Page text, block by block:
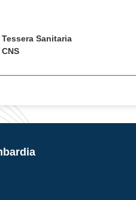
Tessera Sanitaria
CNS